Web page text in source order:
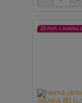
ZĽAVA v košíku